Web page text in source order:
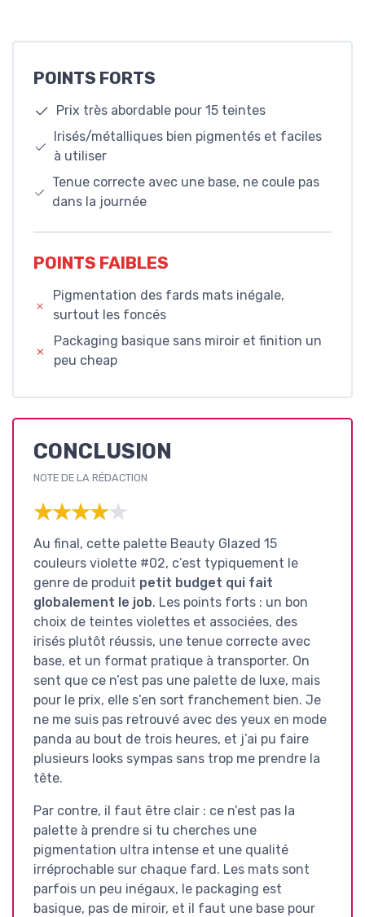
POINTS FORTS
Prix très abordable pour 15 teintes
Irisés/métalliques bien pigmentés et faciles
à utiliser
Tenue correcte avec une base, ne coule pas
dans la journée
POINTS FAIBLES
Pigmentation des fards mats inégale,
surtout les foncés
Packaging basique sans miroir et finition un
peu cheap
CONCLUSION
NOTE DE LA RÉDACTION
★★★★★
★★★★★
Au final, cette palette Beauty Glazed 15
couleurs violette #02, c’est typiquement le
genre de produit petit budget qui fait
globalement le job. Les points forts : un bon
choix de teintes violettes et associées, des
irisés plutôt réussis, une tenue correcte avec
base, et un format pratique à transporter. On
sent que ce n’est pas une palette de luxe, mais
pour le prix, elle s’en sort franchement bien. Je
ne me suis pas retrouvé avec des yeux en mode
panda au bout de trois heures, et j’ai pu faire
plusieurs looks sympas sans trop me prendre la
tête.
Par contre, il faut être clair : ce n’est pas la
palette à prendre si tu cherches une
pigmentation ultra intense et une qualité
irréprochable sur chaque fard. Les mats sont
parfois un peu inégaux, le packaging est
basique, pas de miroir, et il faut une base pour